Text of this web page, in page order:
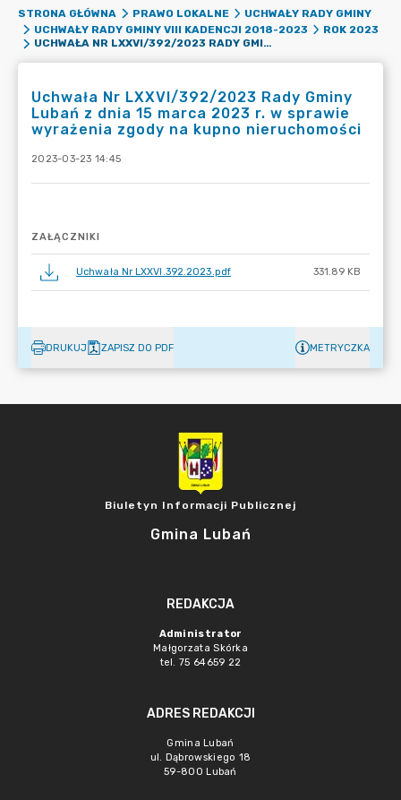
STRONA GŁÓWNA PRAWO LOKALNE
UCHWAŁY RADY GMINY
UCHWAŁY RADY GMINY VIII KADENCJI 2018-2023
ROK 2023
UCHWAŁA NR LXXVI/392/2023 RADY GMINY LUBAŃ Z DNIA 15 MARCA 2023 R. W SPRAWIE WYRAŻENIA ZGODY NA KUPNO NIERUCHOMOŚCI
Uchwała Nr LXXVI/392/2023 Rady Gminy
Lubań z dnia 15 marca 2023 r. w sprawie
wyrażenia zgody na kupno nieruchomości
2023-03-23 14:45
ZAŁĄCZNIKI
Uchwała Nr LXXVI.392.2023.pdf 331.89 KB
DRUKUJ ZAPISZ DO PDF METRYCZKA
Biuletyn Informacji Publicznej
Gmina Lubań
REDAKCJA
Administrator
Małgorzata Skórka
tel. 75 64659 22
ADRES REDAKCJI
Gmina Lubań
ul. Dąbrowskiego 18
59-800 Lubań